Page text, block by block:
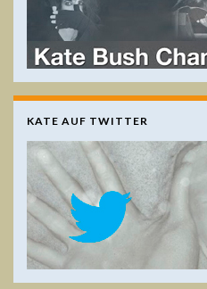
KATE AUF TWITTER